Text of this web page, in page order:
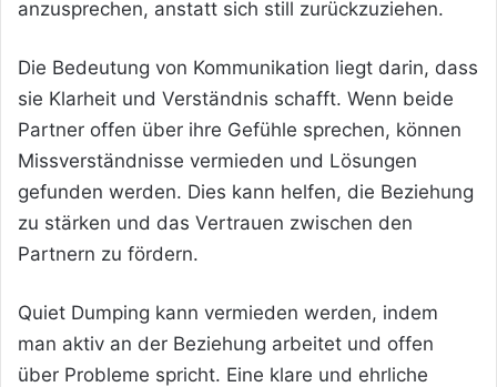
anzusprechen, anstatt sich still zurückzuziehen.
Die Bedeutung von Kommunikation liegt darin, dass
sie Klarheit und Verständnis schafft. Wenn beide
Partner offen über ihre Gefühle sprechen, können
Missverständnisse vermieden und Lösungen
gefunden werden. Dies kann helfen, die Beziehung
zu stärken und das Vertrauen zwischen den
Partnern zu fördern.
Quiet Dumping kann vermieden werden, indem
man aktiv an der Beziehung arbeitet und offen
über Probleme spricht. Eine klare und ehrliche